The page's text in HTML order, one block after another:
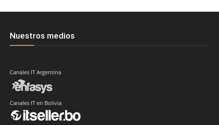
Nuestros medios
Canales IT Argentina
Canales IT en Bolivia